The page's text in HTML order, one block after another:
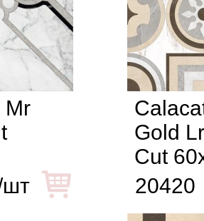
Mr
Gold
Cut
20420